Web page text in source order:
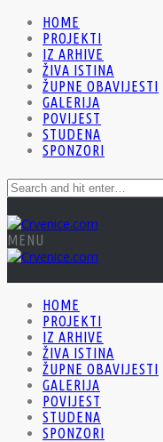
HOME
PROJEKTI
IZ ARHIVE
ŽIVA ISTINA
ŽUPNE OBAVIJESTI
GALERIJA
POVIJEST
STUDENA
SPONZORI
MENU
HOME
PROJEKTI
IZ ARHIVE
ŽIVA ISTINA
ŽUPNE OBAVIJESTI
GALERIJA
POVIJEST
STUDENA
SPONZORI